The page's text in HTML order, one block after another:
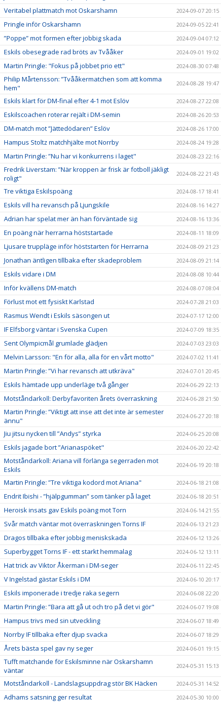
Veritabel plattmatch mot Oskarshamn 2024-09-07 20:15
Pringle inför Oskarshamn 2024-09-05 22:41
”Poppe” mot formen efter jobbig skada 2024-09-04 07:12
Eskils obesegrade rad bröts av Tvååker 2024-09-01 19:02
Martin Pringle: "Fokus på jobbet prio ett" 2024-08-30 07:48
Philip Mårtensson: ”Tvååkermatchen som att komma
hem"
2024-08-28 19:47
Eskils klart för DM-final efter 4-1 mot Eslöv 2024-08-27 22:08
Eskilscoachen roterar rejält i DM-semin 2024-08-26 20:53
DM-match mot ”Jättedödaren” Eslöv 2024-08-26 17:00
Hampus Stoltz matchhjälte mot Norrby 2024-08-24 19:28
Martin Pringle: ”Nu har vi konkurrens i laget" 2024-08-23 22:16
Fredrik Liverstam: ”När kroppen är frisk är fotboll jäkligt
roligt"
2024-08-22 21:43
Tre viktiga Eskilspoäng 2024-08-17 18:41
Eskils vill ha revansch på Ljungskile 2024-08-16 14:27
Adrian har spelat mer än han förväntade sig 2024-08-16 13:36
En poäng när herrarna höststartade 2024-08-11 18:09
Ljusare truppläge inför höststarten för Herrarna 2024-08-09 21:23
Jonathan äntligen tillbaka efter skadeproblem 2024-08-09 21:14
Eskils vidare i DM 2024-08-08 10:44
Inför kvällens DM-match 2024-08-07 08:04
Förlust mot ett fysiskt Karlstad 2024-07-28 21:03
Rasmus Wendt i Eskils säsongen ut 2024-07-17 12:00
IF Elfsborg väntar i Svenska Cupen 2024-07-09 18:35
Sent Olympicmål grumlade glädjen 2024-07-03 23:03
Melvin Larsson: "En för alla, alla för en vårt motto" 2024-07-02 11:41
Martin Pringle: ”Vi har revansch att utkräva" 2024-07-01 20:45
Eskils hämtade upp underläge två gånger 2024-06-29 22:13
Motståndarkoll: Derbyfavoriten årets överraskning 2024-06-28 21:50
Martin Pringle: ”Viktigt att inse att det inte är semester
ännu"
2024-06-27 20:18
Jiu jitsu nycken till ”Andys” styrka 2024-06-25 20:08
Eskils jagade bort ”Arianaspöket" 2024-06-20 22:42
Motståndarkoll: Ariana vill förlänga segerraden mot
Eskils
2024-06-19 20:18
Martin Pringle: ”Tre viktiga kodord mot Ariana" 2024-06-18 21:08
Endrit Ibishi - ”hjälpgumman” som tänker på laget 2024-06-18 20:51
Heroisk insats gav Eskils poäng mot Torn 2024-06-14 21:55
Svår match väntar mot överraskningen Torns IF 2024-06-13 21:23
Dragos tillbaka efter jobbig meniskskada 2024-06-12 13:26
Superbygget Torns IF - ett starkt hemmalag 2024-06-12 13:11
Hat trick av Viktor Åkerman i DM-seger 2024-06-11 22:45
V Ingelstad gästar Eskils i DM 2024-06-10 20:17
Eskils imponerade i tredje raka segern 2024-06-08 22:20
Martin Pringle: ”Bara att gå ut och tro på det vi gör" 2024-06-07 19:08
Hampus trivs med sin utveckling 2024-06-07 18:49
Norrby IF tillbaka efter djup svacka 2024-06-07 18:29
Årets bästa spel gav ny seger 2024-06-01 19:15
Tufft matchande för Eskilsminne när Oskarshamn
väntar
2024-05-31 15:13
Motståndarkoll - Landslagsuppdrag stör BK Häcken 2024-05-31 14:52
Adhams satsning ger resultat 2024-05-30 10:00